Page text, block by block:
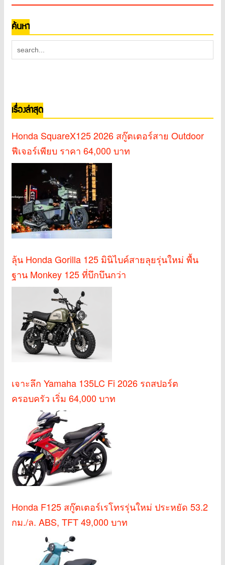
ค้นหา
เรื่องล่าสุด
Honda SquareX125 2026 สกู๊ตเตอร์สาย Outdoor
ฟีเจอร์เพียบ ราคา 64,000 บาท
ลุ้น Honda Gorilla 125 มินิไบค์สายลุยรุ่นใหม่ พื้น
ฐาน Monkey 125 ที่บึกบึนกว่า
เจาะลึก Yamaha 135LC Fi 2026 รถสปอร์ต
ครอบครัว เริ่ม 64,000 บาท
Honda F125 สกู๊ตเตอร์เรโทรรุ่นใหม่ ประหยัด 53.2
กม./ล. ABS, TFT 49,000 บาท